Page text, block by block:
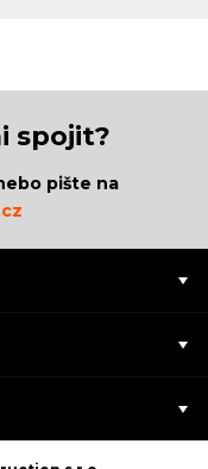
spojit?
pište na